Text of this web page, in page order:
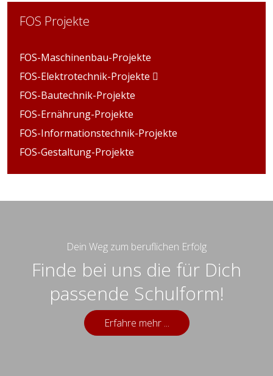
FOS Projekte
FOS-Maschinenbau-Projekte
FOS-Elektrotechnik-Projekte
FOS-Bautechnik-Projekte
FOS-Ernährung-Projekte
FOS-Informationstechnik-Projekte
FOS-Gestaltung-Projekte
Dein Weg zum beruflichen Erfolg
Finde bei uns die für Dich
passende Schulform!
Erfahre mehr ...